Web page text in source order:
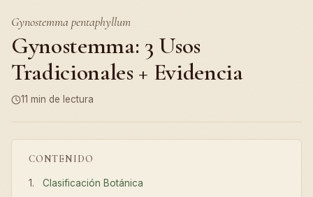
Gynostemma pentaphyllum
Gynostemma: 3 Usos
Tradicionales + Evidencia
11 min de lectura
CONTENIDO
Clasificación Botánica